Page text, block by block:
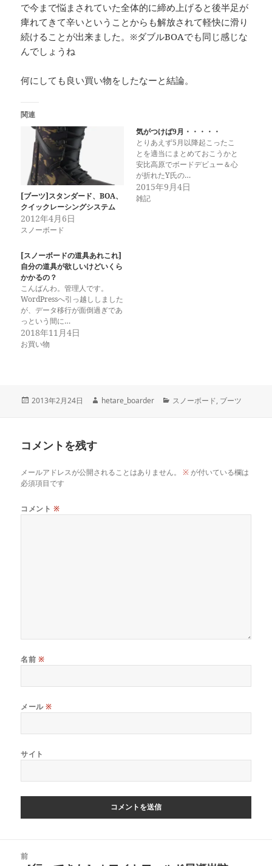
で今まで悩まされていた全体的に締め上げると後半足が
痺れてきて辛いということからも解放されて軽快に滑り
続けることが出来ました。※ダブルBOAでも同じ感じな
んでしょうね
何にしても良い買い物をしたなーと結論。
関連
[ブーツ]スタンダード、BOA、
クイックレーシングシステム
2012年4月6日
スノーボード
気がつけば9月・・・・・
とりあえず5月以降起こったこ
とを適当にまとめておこうかと
安比高原でボードデビュー＆心
が折れたY氏の…
2015年9月4日
雑記
[スノーボードの道具あれこれ]
自分の道具が欲しいけどいくら
かかるの？
こんばんわ。管理人です。
WordPressへ引っ越ししました
が、データ移行が面倒過ぎであ
っという間に…
2018年11月4日
お買い物
投
2013年2月24日
作
hetare_boarder
カ
スノーボード, ブーツ
コメントを残す
メールアドレスが公開されることはありません。 ※が付いている欄は
必須項目です
コメント ※
名前 ※
メール※
サイト
前